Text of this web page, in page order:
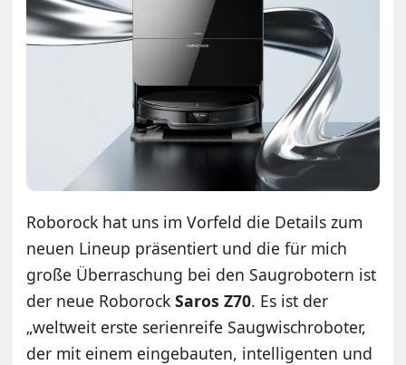
Roborock hat uns im Vorfeld die Details zum
neuen Lineup präsentiert und die für mich
große Überraschung bei den Saugrobotern ist
der neue RoborockSaros Z70. Es ist der
„weltweit erste serienreife Saugwischroboter,
der mit einem eingebauten, intelligenten und